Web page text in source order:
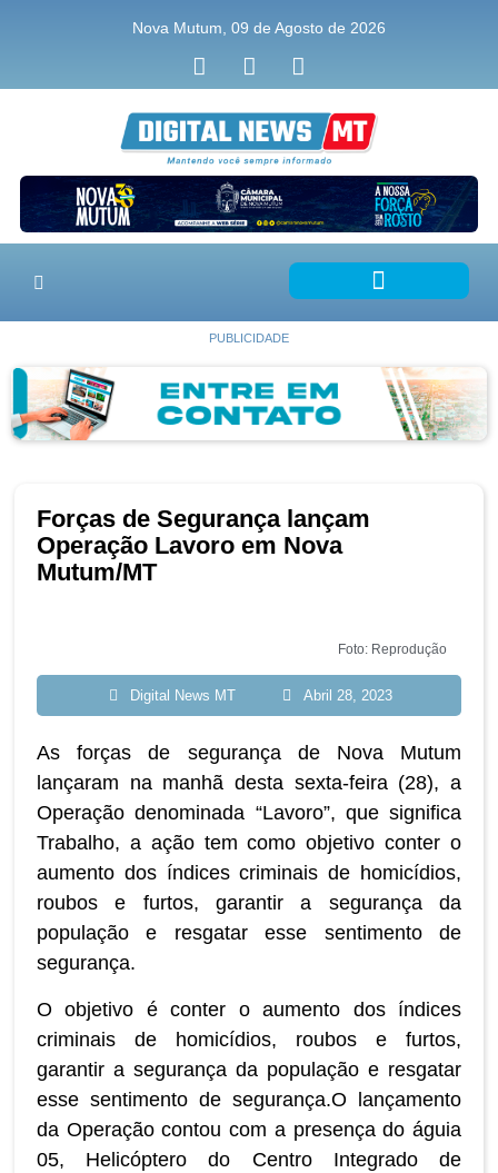
Nova Mutum, 09 de Agosto de 2026
PUBLICIDADE
Forças de Segurança lançam
Operação Lavoro em Nova
Mutum/MT
Foto: Reprodução
Digital News MT Abril 28, 2023
As forças de segurança de Nova Mutum
lançaram na manhã desta sexta-feira (28), a
Operação denominada “Lavoro”, que significa
Trabalho, a ação tem como objetivo conter o
aumento dos índices criminais de homicídios,
roubos e furtos, garantir a segurança da
população e resgatar esse sentimento de
segurança.
O objetivo é conter o aumento dos índices
criminais de homicídios, roubos e furtos,
garantir a segurança da população e resgatar
esse sentimento de segurança.O lançamento
da Operação contou com a presença do águia
05, Helicóptero do Centro Integrado de